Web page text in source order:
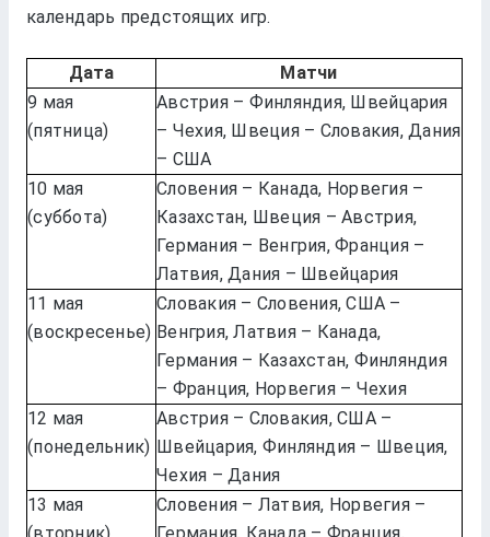
календарь предстоящих игр.
Дата
Матчи
9 мая
(пятница)
Австрия – Финляндия, Швейцария
– Чехия, Швеция – Словакия, Дания
– США
10 мая
(суббота)
Словения – Канада, Норвегия –
Казахстан, Швеция – Австрия,
Германия – Венгрия, Франция –
Латвия, Дания – Швейцария
11 мая
(воскресенье)
Словакия – Словения, США –
Венгрия, Латвия – Канада,
Германия – Казахстан, Финляндия
– Франция, Норвегия – Чехия
12 мая
(понедельник)
Австрия – Словакия, США –
Швейцария, Финляндия – Швеция,
Чехия – Дания
13 мая
Словения – Латвия, Норвегия –